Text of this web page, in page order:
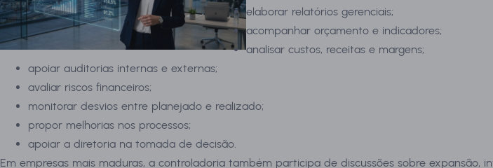
elaborar relatórios gerenciais;
acompanhar orçamento e indicadores;
analisar custos, receitas e margens;
apoiar auditorias internas e externas;
avaliar riscos financeiros;
monitorar desvios entre planejado e realizado;
propor melhorias nos processos;
apoiar a diretoria na tomada de decisão.
Em empresas mais maduras, a controladoria também participa de discussões sobre expansão,